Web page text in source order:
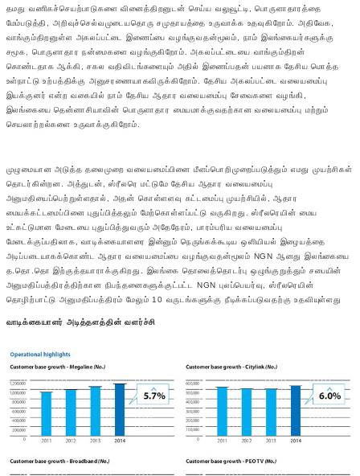
தமது வணிகச்செயற்பாடுகளை வினைத்திறனுடன் செய்ய வலுவூட்டி, பொருளாதாரத்தை
மேம்படுத்தி, அறிவுச்செல்வமுடையதொரு சமுதாயத்தை உருவாக்க உதவுகிறோம். அதிவேக,
வாங்கும்திறனுள்ள அகலப்பட்டை இணைப்பை வழங்குவதன்மூலம், நாம் இலங்கையர்களுக்கு
சமூக, பொருளாதார நன்மைகளை வழங்குகிறோம். அகலப்பட்டையை வாங்கும்திறன்
கொண்டதாக ஆக்கி, சகல வதிவிடங்களையும் அதில் இணைப்பதன் பயனாக தேசிய மொத்த
உள்நாட்டு உற்பத்திக்கு அனுசரணையாகவிருக்கிறோம். தேசிய அகலப்பட்டை வலையமைப்பு
இயக்குனர் என்ற வகையில் நாம் தேசிய ஆதார வலையமைப்பு சேவைகளை வழங்கி,
இலங்கையை தென்னாசியாவின் பொருளாதார மையமாக்குவதற்கான வலையமைப்பு மற்றும்
செயலாற்றல்களை உருவாக்குகிறோம்.
முழுமையான அடுத்த தலைமுறை வலையமைப்பினை மீளப்பொறிமுறைப்படுத்தும் எமது முயற்சிகள்
தொடர்கின்றன. அத்துடன், ஸ்ரீலரெ மட்டுமே தேசிய ஆதார வலையமைப்பு
அனுமதியைப்பெற்றுள்ளதால், அதன் கொள்ளளவு கட்டமைப்பு முயற்சியில், ஆதார
மையக்கட்டமைப்பினை புதுப்பித்தலும் மேற்கொள்ளப்பட்டு வருகிறது. ஸ்ரீலரெயின் மைய
உட்கட்டுமான மேடையை புதுப்பித்துவரும் அதேநேரம், பாரம்பரிய வலையமைப்பு
மேடைக்குப்பதிலாக, வாடிக்கையாளரை இன்னும் நெருங்கக்கூடிய ஒளியியல் இழையத்தை
அடிப்படையாகக்கொண்ட ஆதார வலையமைப்பை வழங்குவதன்மூலம் NGN ஆனது இலங்கையை
த.தொ.தொ இற்குத்தயாராக்குகிறது. இலங்கை தொலைத்தொடர்பு ஒழுங்குறுத்தும் சபையின்
அனுமதிப்பத்திரத்திற்கான நிபந்தனைகளுக்குட்பட்ட NGN புலப்பெயர்வு, ஸ்ரீலரெயின்
தொழிற்பாட்டு அனுமதிப்பத்திரம் மேலும் 10 வருடங்களுக்கு நீடிக்கப்படுவதற்கு உதவியுள்ளது
வாடிக்கையாளர் அடித்தளத்தின் வளர்ச்சி